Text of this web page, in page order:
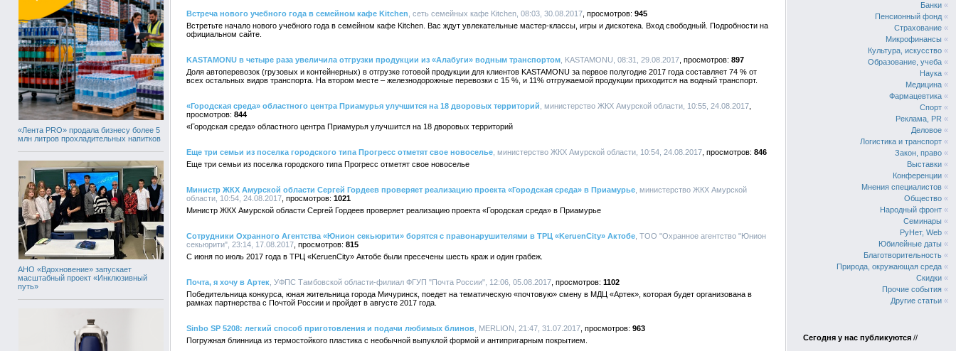
«Лента PRO» продала бизнесу более 5
млн литров прохладительных напитков
АНО «Вдохновение» запускает
масштабный проект «Инклюзивный
путь»
Встреча нового учебного года в семейном кафе Kitchen , сеть семейных кафе Kitchen, 08:03, 30.08.2017
945
Встретьте начало нового учебного года в семейном кафе Kitchen. Вас ждут увлекательные мастер-классы, игры и дискотека. Вход свободный. Подробности на
официальном сайте.
KASTAMONU в четыре раза увеличила отгрузки продукции из «Алабуги» водным транспортом , KASTAMONU, 08:31, 29.08.2017
897
Доля автоперевозок (грузовых и контейнерных) в отгрузке готовой продукции для клиентов KASTAMONU за первое полугодие 2017 года составляет 74 % от
всех остальных видов транспорта. На втором месте – железнодорожные перевозки с 15 %, и 11% отгружаемой продукции приходится на водный транспорт.
«Городская среда» областного центра Приамурья улучшится на 18 дворовых территорий , министерство ЖКХ Амурской области, 10:55, 24.08.2017
844
«Городская среда» областного центра Приамурья улучшится на 18 дворовых территорий
Еще три семьи из поселка городского типа Прогресс отметят свое новоселье , министерство ЖКХ Амурской области, 10:54, 24.08.2017
846
Еще три семьи из поселка городского типа Прогресс отметят свое новоселье
Министр ЖКХ Амурской области Сергей Гордеев проверяет реализацию проекта «Городская среда» в Приамурье , министерство ЖКХ Амурской
области, 10:54, 24.08.2017
1021
Министр ЖКХ Амурской области Сергей Гордеев проверяет реализацию проекта «Городская среда» в Приамурье
Сотрудники Охранного Агентства «Юнион секьюрити» борятся с правонарушителями в ТРЦ «KeruenCity» Актобе , ТОО "Охранное агентство "Юнион
секьюрити", 23:14, 17.08.2017
815
С июня по июль 2017 года в ТРЦ «KeruenCity» Актобе были пресечены шесть краж и один грабеж.
Почта, я хочу в Артек , УФПС Тамбовской области-филиал ФГУП "Почта России", 12:06, 05.08.2017
1102
Победительница конкурса, юная жительница города Мичуринск, поедет на тематическую «почтовую» смену в МДЦ «Артек», которая будет организована в
рамках партнерства с Почтой России и пройдет в августе 2017 года.
Sinbo SP 5208: легкий способ приготовления и подачи любимых блинов , MERLION, 21:47, 31.07.2017
963
Погружная блинница из термостойкого пластика с необычной выпуклой формой и антипригарным покрытием.
Банки «
Пенсионный фонд «
Страхование «
Микрофинансы «
Культура, искусство «
Образование, учеба «
Наука «
Медицина «
Фармацевтика «
Спорт «
Реклама, PR «
Деловое «
Логистика и транспорт «
Закон, право «
Выставки «
Конференции «
Мнения специалистов «
Общество «
Народный фронт «
Семинары «
РуНет, Web «
Юбилейные даты «
Благотворительность «
Природа, окружающая среда «
Скидки «
Прочие события «
Другие статьи «
Сегодня у нас публикуются //